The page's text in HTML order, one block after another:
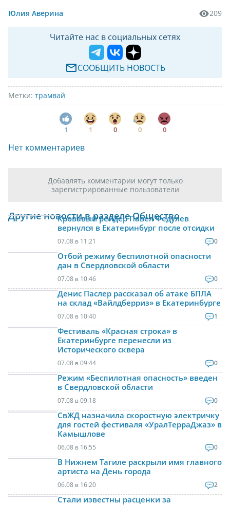
Юлия Аверина 209
Читайте нас в социальных сетях
СООБЩИТЬ НОВОСТЬ
Метки: трамвай
1 1 0 0 0
Нет комментариев
Добавлять комментарии могут только
зарегистрированные пользователи
Другие новости в разделе Общество
Кровавый рейдер Павел Федулев
вернулся в Екатеринбург после отсидки
07.08 в 11:21 0
Отбой режиму беспилотной опасности
дан в Свердловской области
07.08 в 10:46 0
Денис Паслер рассказал об атаке БПЛА
на склад «Вайлдберриз» в Екатеринбурге
07.08 в 10:40 1
Фестиваль «Красная строка» в
Екатеринбурге перенесли из
Исторического сквера
07.08 в 09:44 0
Режим «Беспилотная опасность» введен
в Свердловской области
07.08 в 09:18 0
СвЖД назначила скоростную электричку
для гостей фестиваля «УралТерраДжаз» в
Камышлове
06.08 в 16:55 0
В Нижнем Тагиле раскрыли имя главного
артиста на День города
06.08 в 16:20 2
Стали известны расценки за